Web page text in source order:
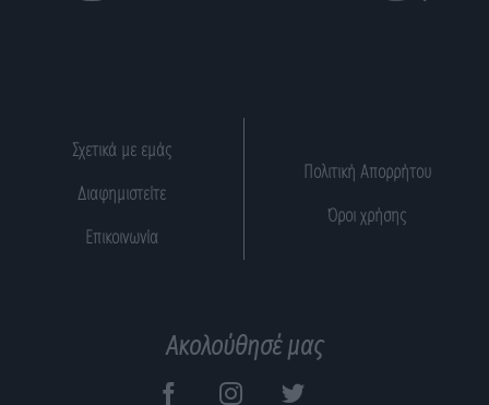
Σχετικά με εμάς
Διαφημιστείτε
Επικοινωνία
Πολιτική Απορρήτου
Όροι χρήσης
Ακολούθησέ μας